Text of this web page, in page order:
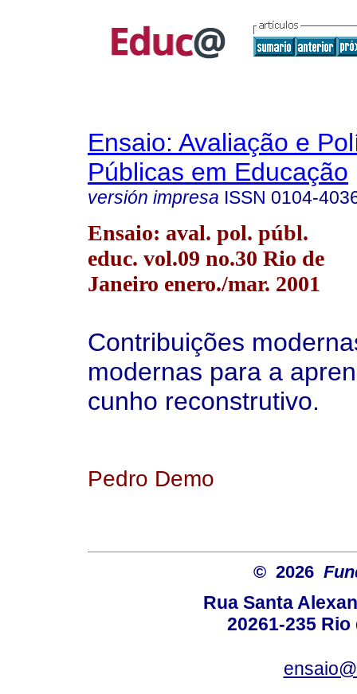
Ensaio: Avaliação e
Públicas em Educação
versión impresa ISSN 0104-
Ensaio: aval. pol. públ.
educ. vol.09 no.30 Rio de
Janeiro enero./mar. 2001
Contribuições
modernas para a
cunho reconstrutivo.
Pedro Demo
© 2026
Rua Santa
20261-235